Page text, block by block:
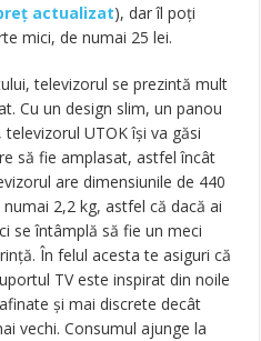
actualizat), dar îl poți
mici, de numai 25 lei.
televizorul se prezintă mult
Cu un design slim, un panou
UTOK își va găsi
să fie amplasat, astfel încât
are dimensiunile de 440
2,2 kg, astfel că dacă ai
se întâmplă să fie un meci
În felul acesta te asiguri că
TV este inspirat din noile
și mai discrete decât
vechi. Consumul ajunge la